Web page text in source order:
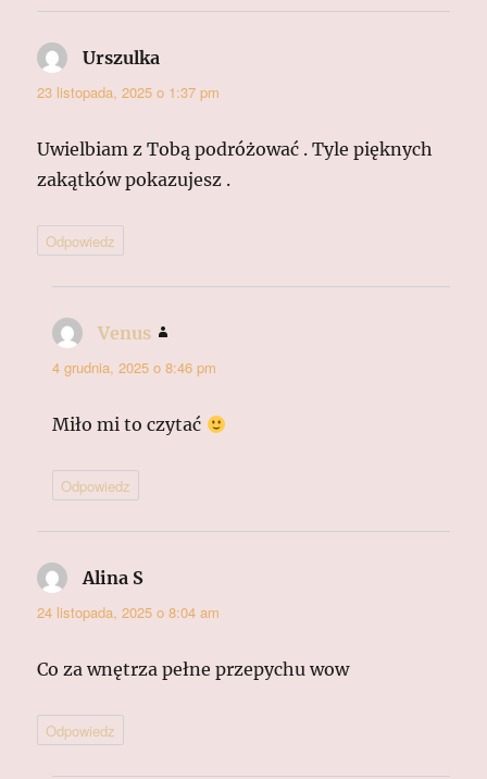
Urszulka
23 listopada, 2025 o 1:37 pm
Uwielbiam z Tobą podróżować . Tyle pięknych
zakątków pokazujesz .
Odpowiedz
Venus
4 grudnia, 2025 o 8:46 pm
Miło mi to czytać
Odpowiedz
Alina S
24 listopada, 2025 o 8:04 am
Co za wnętrza pełne przepychu wow
Odpowiedz